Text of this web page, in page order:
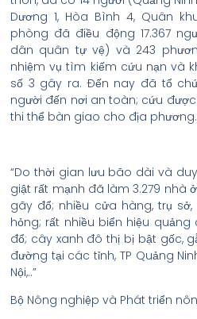
Dương 1, Hòa Bình 4, Quân
phòng đã điều động 17.367
dân quân tự vệ) và 243
nhiệm vụ tìm kiếm cứu nạn và
số 3 gây ra. Đến nay đã tổ
người đến nơi an toàn; cứu
thi thể bàn giao cho địa
“Do thời gian lưu bão dài và
giật rất mạnh đã làm 3.279 nhà
gãy đổ; nhiều cửa hàng, trụ
hỏng; rất nhiều biển hiệu
đổ; cây xanh đô thị bị bật gốc,
đường tại các tỉnh, TP Quảng
Nội,..”
Bộ Nông nghiệp và Phát triển